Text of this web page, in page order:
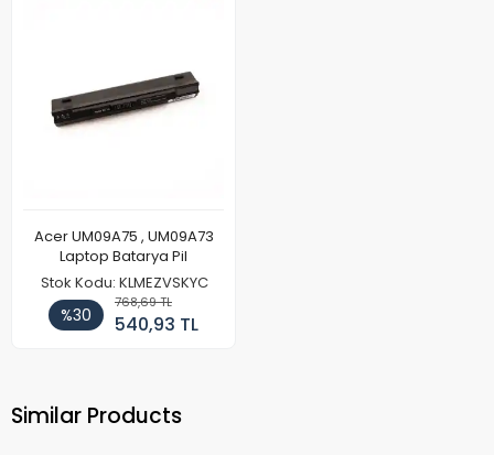
Acer UM09A75 , UM09A73
Laptop Batarya Pil
Stok Kodu: KLMEZVSKYC
%30
768,69 TL
540,93 TL
Similar Products